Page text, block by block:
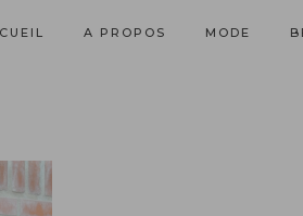
A PROPOS MODE